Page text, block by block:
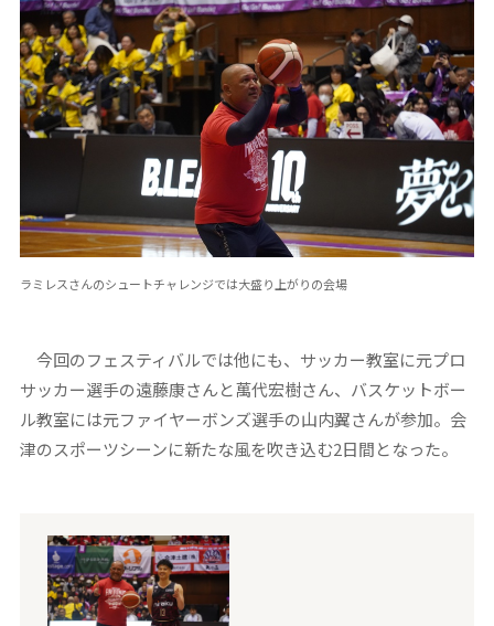
ラミレスさんのシュートチャレンジでは大盛り上がりの会場
今回のフェスティバルでは他にも、サッカー教室に元プロ
サッカー選手の遠藤康さんと萬代宏樹さん、バスケットボー
ル教室には元ファイヤーボンズ選手の山内翼さんが参加。会
津のスポーツシーンに新たな風を吹き込む2日間となった。